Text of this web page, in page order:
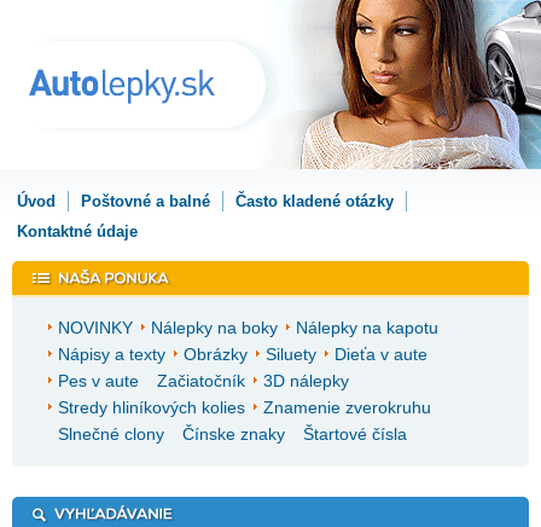
Úvod Poštovné a balné
Často kladené otázky
Kontaktné údaje
NOVINKY Nálepky na boky
Nálepky na kapotu
Nápisy a texty
Obrázky Siluety
Dieťa v aute
Pes v aute
Začiatočník
3D nálepky
Stredy hliníkových kolies
Znamenie zverokruhu
Slnečné clony
Čínske znaky Štartové čísla